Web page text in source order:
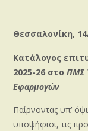
Θεσσαλονίκη,
Κατάλογος
2025-26 στο ΠΜΣ
Εφαρμογών
Παίρνοντας υπ’
υποψήφιοι, τις